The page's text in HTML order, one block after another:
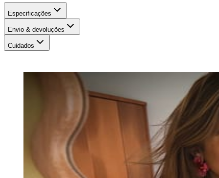
Especificações
Envio & devoluções
Cuidados